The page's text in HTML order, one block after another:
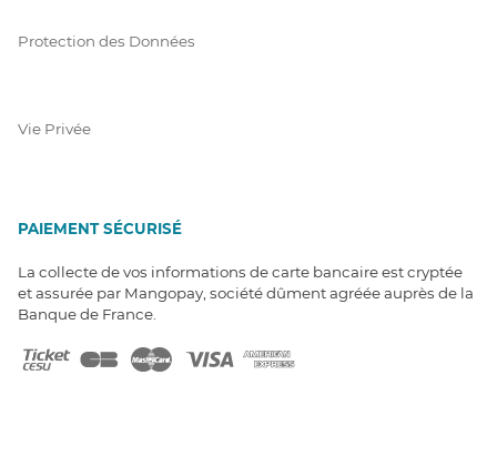
Protection des Données
Vie Privée
PAIEMENT SÉCURISÉ
La collecte de vos informations de carte bancaire est cryptée
et assurée par Mangopay, société dûment agréée auprès de la
Banque de France.